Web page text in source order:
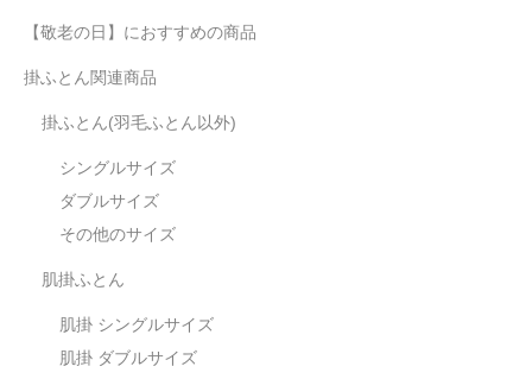
【敬老の日】におすすめの商品
掛ふとん関連商品
掛ふとん(羽毛ふとん以外)
シングルサイズ
ダブルサイズ
その他のサイズ
肌掛ふとん
肌掛 シングルサイズ
肌掛 ダブルサイズ